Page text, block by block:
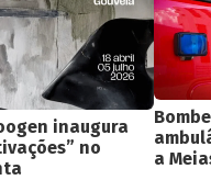
inaugura
no
a